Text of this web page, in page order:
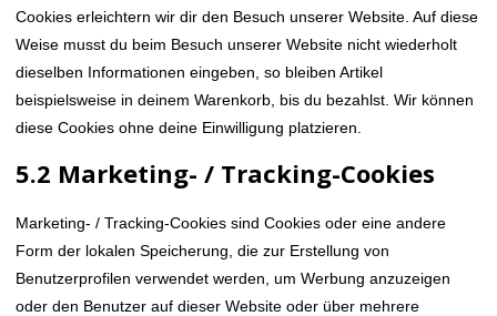
Cookies erleichtern wir dir den Besuch unserer Website. Auf diese
Weise musst du beim Besuch unserer Website nicht wiederholt
dieselben Informationen eingeben, so bleiben Artikel
beispielsweise in deinem Warenkorb, bis du bezahlst. Wir können
diese Cookies ohne deine Einwilligung platzieren.
5.2 Marketing- / Tracking-Cookies
Marketing- / Tracking-Cookies sind Cookies oder eine andere
Form der lokalen Speicherung, die zur Erstellung von
Benutzerprofilen verwendet werden, um Werbung anzuzeigen
oder den Benutzer auf dieser Website oder über mehrere